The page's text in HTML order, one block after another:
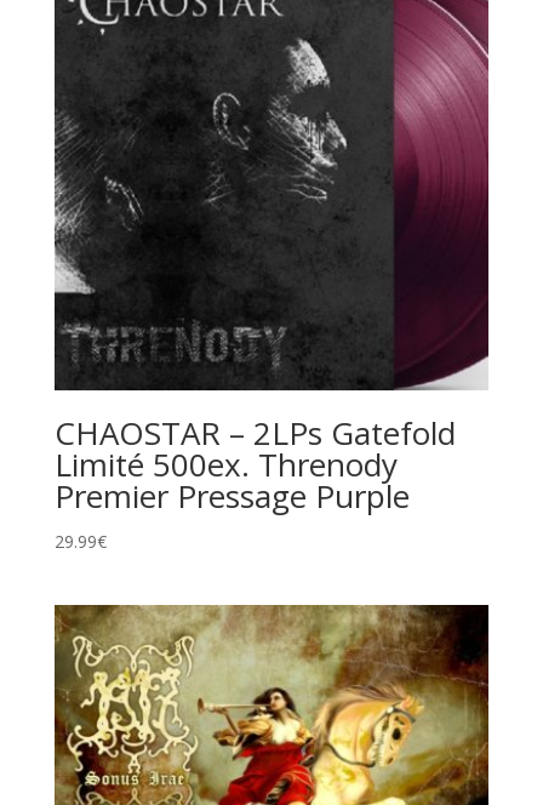
CHAOSTAR – 2LPs Gatefold
Limité 500ex. Threnody
Premier Pressage Purple
29.99€